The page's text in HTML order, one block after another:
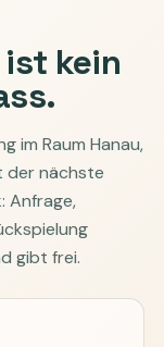
kein
im Raum Hanau,
der nächste
Anfrage,
gibt frei.